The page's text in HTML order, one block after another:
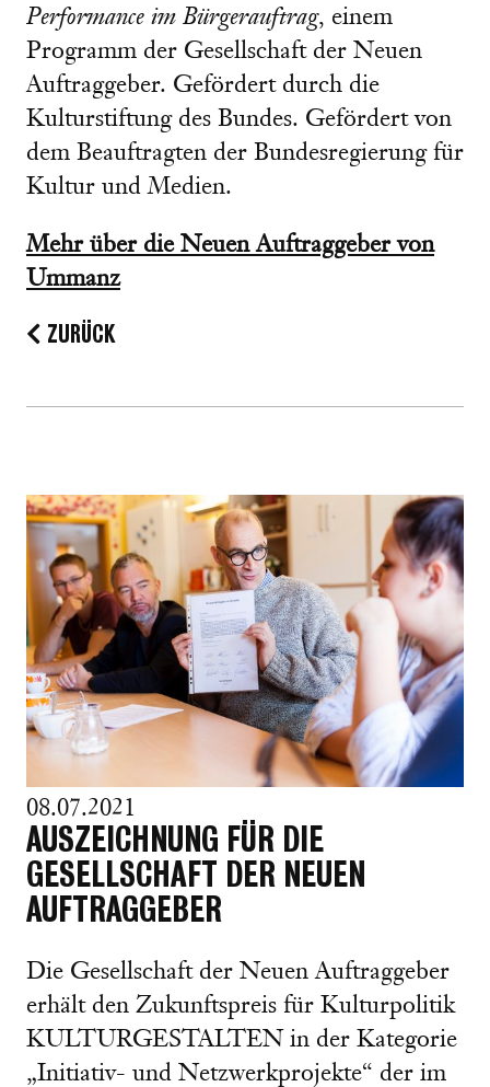
Performance im Bürgerauftrag, einem
Programm der Gesellschaft der Neuen
Auftraggeber. Gefördert durch die
Kulturstiftung des Bundes. Gefördert von
dem Beauftragten der Bundesregierung für
Kultur und Medien.
Mehr über die Neuen Auftraggeber von
Ummanz
ZURÜCK
08.07.2021
AUSZEICHNUNG FÜR DIE
GESELLSCHAFT DER NEUEN
AUFTRAGGEBER
Die Gesellschaft der Neuen Auftraggeber
erhält den Zukunftspreis für Kulturpolitik
KULTURGESTALTEN in der Kategorie
„Initiativ- und Netzwerkprojekte“ der im